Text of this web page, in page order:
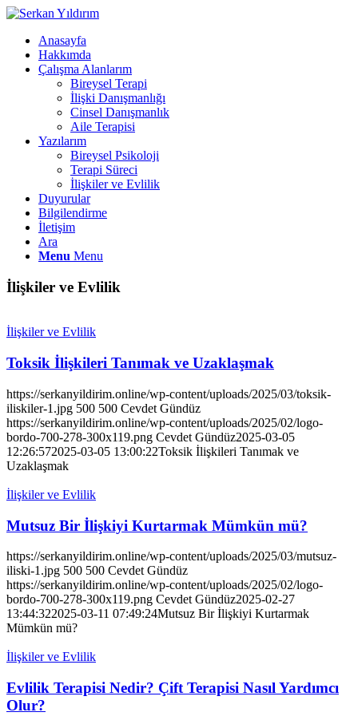
Anasayfa
Hakkımda
Çalışma Alanlarım
Bireysel Terapi
İlişki Danışmanlığı
Cinsel Danışmanlık
Aile Terapisi
Yazılarım
Bireysel Psikoloji
Terapi Süreci
İlişkiler ve Evlilik
Duyurular
Bilgilendirme
İletişim
Ara
Menu Menu
İlişkiler ve Evlilik
İlişkiler ve Evlilik
Toksik İlişkileri Tanımak ve Uzaklaşmak
https://serkanyildirim.online/wp-content/uploads/2025/03/toksik-
iliskiler-1.jpg 500 500 Cevdet Gündüz
https://serkanyildirim.online/wp-content/uploads/2025/02/logo-
bordo-700-278-300x119.png Cevdet Gündüz2025-03-05
12:26:572025-03-05 13:00:22Toksik İlişkileri Tanımak ve
Uzaklaşmak
İlişkiler ve Evlilik
Mutsuz Bir İlişkiyi Kurtarmak Mümkün mü?
https://serkanyildirim.online/wp-content/uploads/2025/03/mutsuz-
iliski-1.jpg 500 500 Cevdet Gündüz
https://serkanyildirim.online/wp-content/uploads/2025/02/logo-
bordo-700-278-300x119.png Cevdet Gündüz2025-02-27
13:44:322025-03-11 07:49:24Mutsuz Bir İlişkiyi Kurtarmak
Mümkün mü?
İlişkiler ve Evlilik
Evlilik Terapisi Nedir? Çift Terapisi Nasıl Yardımcı
Olur?